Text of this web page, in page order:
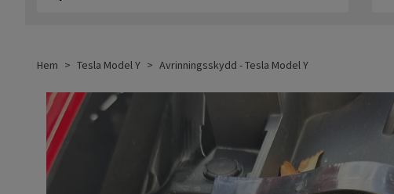
Hem Tesla Model Y Avrinningsskydd - Tesla Model Y